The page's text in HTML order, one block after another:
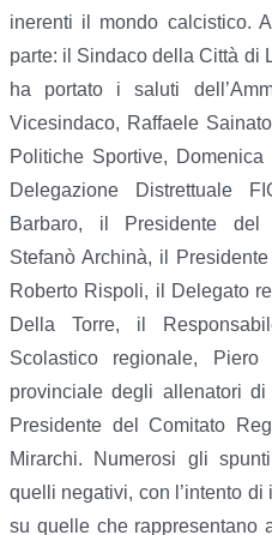
inerenti il mondo calcistico.
parte: il Sindaco della Città di
ha portato i saluti
Vicesindaco, Raffaele
Politiche Sportive,
Delegazione Distrettuale
Barbaro, il Presidente del
Stefanò Archinà, il
Roberto Rispoli, il Delegato
Della Torre, il
Scolastico regionale,
provinciale degli allenatori
Presidente del Comitato
Mirarchi. Numerosi gli
quelli negativi, con l’intento
su quelle che rappresentano